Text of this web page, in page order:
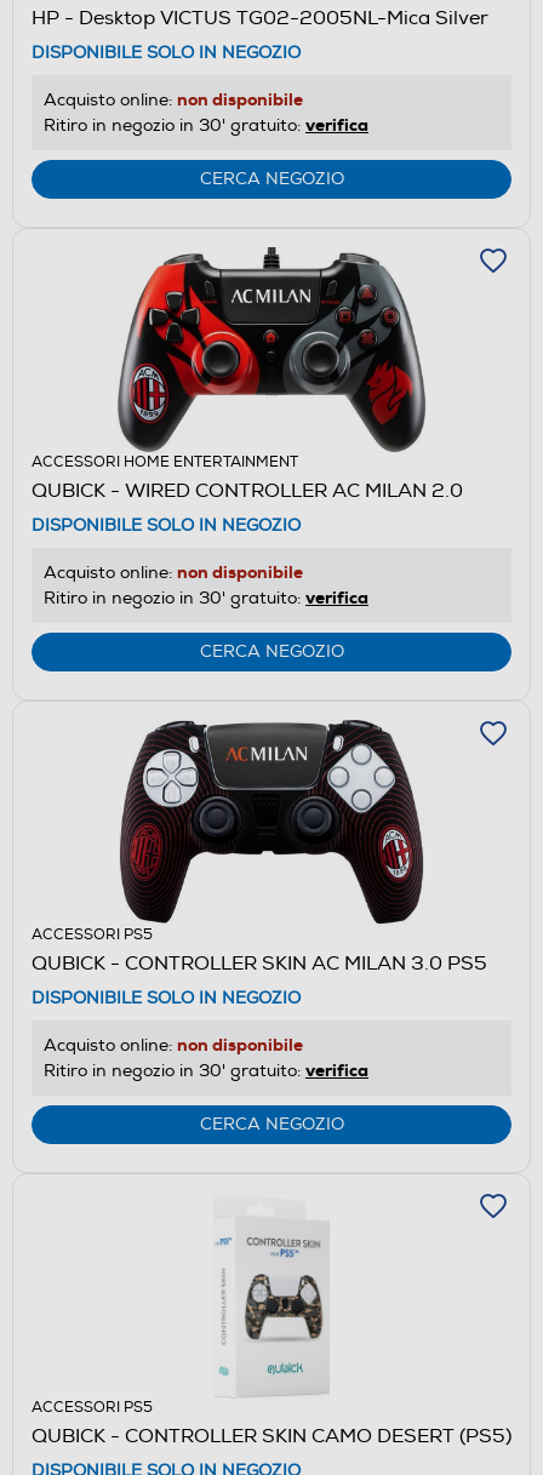
HP - Desktop VICTUS TG02-2005NL-Mica Silver
DISPONIBILE SOLO IN NEGOZIO
Acquisto online: non disponibile
Ritiro in negozio in 30' gratuito: verifica
CERCA NEGOZIO
ACCESSORI HOME ENTERTAINMENT
QUBICK - WIRED CONTROLLER AC MILAN 2.0
DISPONIBILE SOLO IN NEGOZIO
Acquisto online: non disponibile
Ritiro in negozio in 30' gratuito: verifica
CERCA NEGOZIO
ACCESSORI PS5
QUBICK - CONTROLLER SKIN AC MILAN 3.0 PS5
DISPONIBILE SOLO IN NEGOZIO
Acquisto online: non disponibile
Ritiro in negozio in 30' gratuito: verifica
CERCA NEGOZIO
ACCESSORI PS5
QUBICK - CONTROLLER SKIN CAMO DESERT (PS5)
DISPONIBILE SOLO IN NEGOZIO